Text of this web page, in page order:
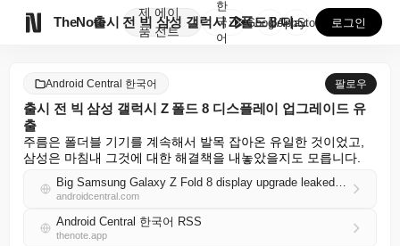
TheNote
제
품
에이
전트
출시 전 빅 삼성 갤럭시 Z 폴드 8 디스플레이 업그레...
한
국
어
GooglePlay
AppStore 로그인
Android Central 한국어 팔로우
출시 전 빅 삼성 갤럭시 Z 폴드 8 디스플레이 업그레이드 유
출
주름은 폴더블 기기를 계속해서 발목 잡아온 유일한 것이었고,
삼성은 마침내 그것에 대한 해결책을 내놓았을지도 모릅니다.
Big Samsung Galaxy Z Fold 8 display upgrade leaked ahead of launch
androidcentral.com
Android Central 한국어 RSS
thenote.app